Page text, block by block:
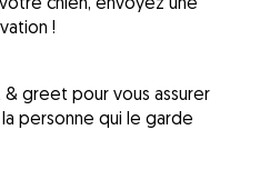
!
greet pour vous assurer
personne qui le garde